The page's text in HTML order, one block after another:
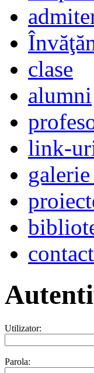
clase
alumni
link-
contact
Utilizator:
Parola: